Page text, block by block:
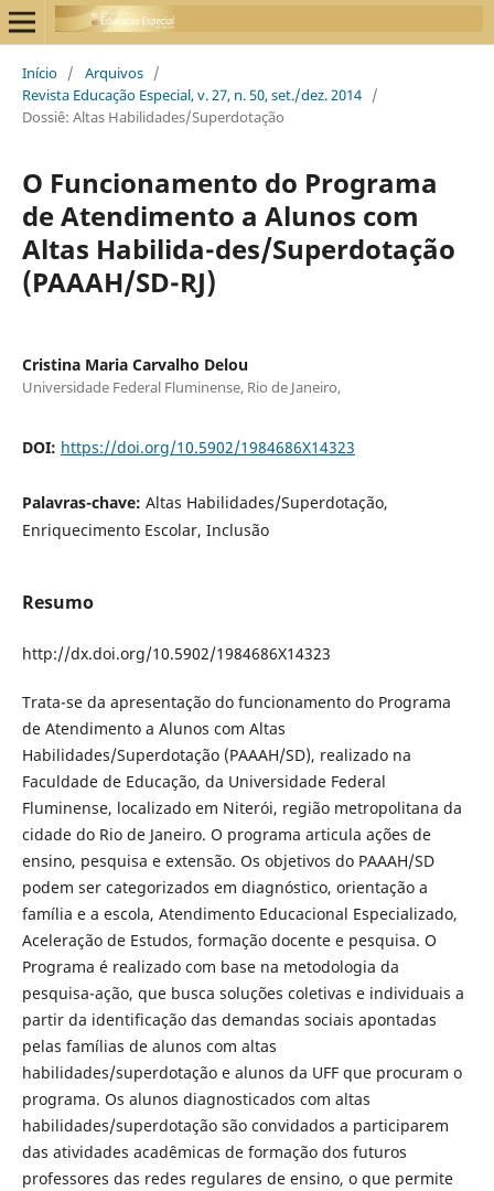
Início / Arquivos /
Revista Educação Especial, v. 27, n. 50, set./dez. 2014 /
Dossiê: Altas Habilidades/Superdotação
O Funcionamento do Programa
de Atendimento a Alunos com
Altas Habilida-des/Superdotação
(PAAAH/SD-RJ)
Cristina Maria Carvalho Delou
Universidade Federal Fluminense, Rio de Janeiro,
DOI: https://doi.org/10.5902/1984686X14323
Palavras-chave: Altas Habilidades/Superdotação,
Enriquecimento Escolar, Inclusão
Resumo
http://dx.doi.org/10.5902/1984686X14323
Trata-se da apresentação do funcionamento do Programa
de Atendimento a Alunos com Altas
Habilidades/Superdotação (PAAAH/SD), realizado na
Faculdade de Educação, da Universidade Federal
Fluminense, localizado em Niterói, região metropolitana da
cidade do Rio de Janeiro. O programa articula ações de
ensino, pesquisa e extensão. Os objetivos do PAAAH/SD
podem ser categorizados em diagnóstico, orientação a
família e a escola, Atendimento Educacional Especializado,
Aceleração de Estudos, formação docente e pesquisa. O
Programa é realizado com base na metodologia da
pesquisa-ação, que busca soluções coletivas e individuais a
partir da identificação das demandas sociais apontadas
pelas famílias de alunos com altas
habilidades/superdotação e alunos da UFF que procuram o
programa. Os alunos diagnosticados com altas
habilidades/superdotação são convidados a participarem
das atividades acadêmicas de formação dos futuros
professores das redes regulares de ensino, o que permite